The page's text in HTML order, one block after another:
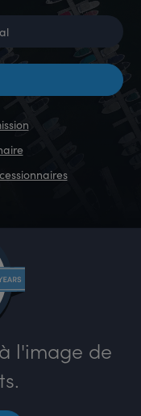
l'image de